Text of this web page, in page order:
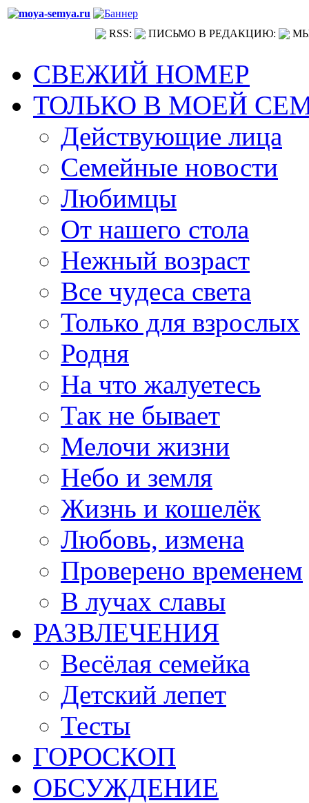
RSS: ПИСЬМО В РЕДАКЦИЮ:
СВЕЖИЙ НОМЕР
ТОЛЬКО В МОЕЙ
Действующие лица
Семейные новости
Любимцы
От нашего стола
Нежный возраст
Все чудеса света
Только для взрослых
Родня
На что жалуетесь
Так не бывает
Мелочи жизни
Небо и земля
Жизнь и кошелёк
Любовь, измена
Проверено временем
В лучах славы
РАЗВЛЕЧЕНИЯ
Весёлая семейка
Детский лепет
Тесты
ГОРОСКОП
ОБСУЖДЕНИЕ